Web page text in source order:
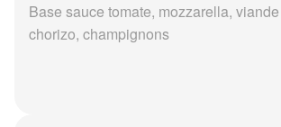
Base sauce tomate, mozzarella,
chorizo, champignons